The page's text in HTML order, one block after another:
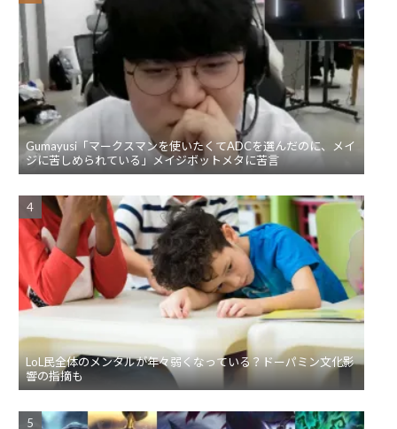
Gumayusi「マークスマンを使いたくてADCを選んだのに、メイ
ジに苦しめられている」メイジボットメタに苦言
LoL民全体のメンタルが年々弱くなっている？ドーパミン文化影
響の指摘も